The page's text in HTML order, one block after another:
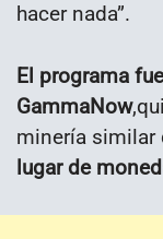
hacer nada”.
El programa
GammaNow
minería similar
lugar de